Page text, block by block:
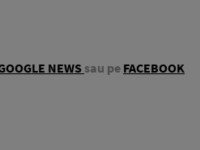
NEWSsau pe FACEBOOK